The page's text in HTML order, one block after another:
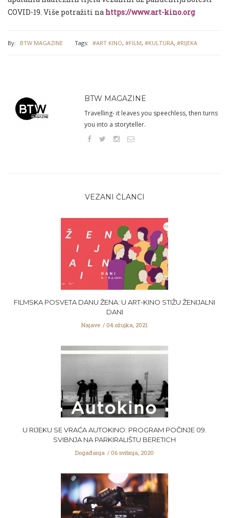
COVID-19. Više potražiti na https://www.art-kino.org
By: BTW MAGAZINE Tags: #ART KINO, #FILM, #KULTURA, #RIJEKA
BTW MAGAZINE
Travelling- it leaves you speechless, then turns
you into a storyteller.
VEZANI ČLANCI
FILMSKA POSVETA DANU ŽENA: U ART-KINO STIŽU ŽENIJALNI
DANI
Najave 04 ožujka, 2021
U RIJEKU SE VRAĆA AUTOKINO: PROGRAM POČINJE 09.
SVIBNJA NA PARKIRALIŠTU BERETICH
Događanja 06 svibnja, 2020